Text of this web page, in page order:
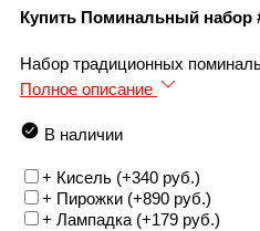
Купить Поминальный набор
Набор традиционных
Полное описание
В наличии
+ Кисель (+340 руб.)
+ Пирожки (+890 руб.)
+ Лампадка (+179 руб.)